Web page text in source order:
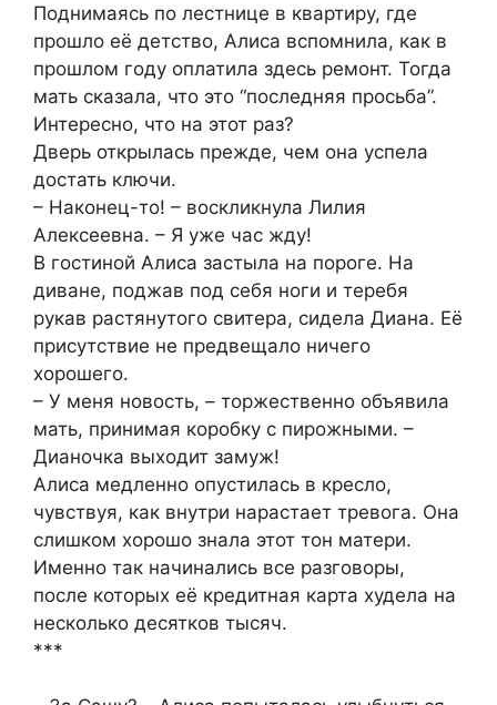
Поднимаясь по лестнице в квартиру, где
прошло её детство, Алиса вспомнила, как в
прошлом году оплатила здесь ремонт. Тогда
мать сказала, что это “последняя просьба”.
Интересно, что на этот раз?
Дверь открылась прежде, чем она успела
достать ключи.
– Наконец-то! – воскликнула Лилия
Алексеевна. – Я уже час жду!
В гостиной Алиса застыла на пороге. На
диване, поджав под себя ноги и теребя
рукав растянутого свитера, сидела Диана. Её
присутствие не предвещало ничего
хорошего.
– У меня новость, – торжественно объявила
мать, принимая коробку с пирожными. –
Дианочка выходит замуж!
Алиса медленно опустилась в кресло,
чувствуя, как внутри нарастает тревога. Она
слишком хорошо знала этот тон матери.
Именно так начинались все разговоры,
после которых её кредитная карта худела на
несколько десятков тысяч.
***